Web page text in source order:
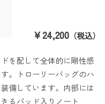
￥24,200 （税込）
を配して全体的に剛性感
。トローリーバッグのハ
備しています。内部には
るパッド入りノート